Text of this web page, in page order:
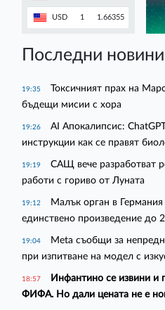
USD 1 1.66355
Последни новини
19:35
Токсичният прах на
бъдещи мисии с хора
19:26
AI Апокалипсис:
инструкции как се правят
19:19
САЩ вече разработват
работи с гориво от Луната
19:12
Малък орган в
единствено произведение до
19:04
Meta съобщи за
при изпитване на модел с
18:57
Инфантино се извини и
ФИФА. Но дали цената не е